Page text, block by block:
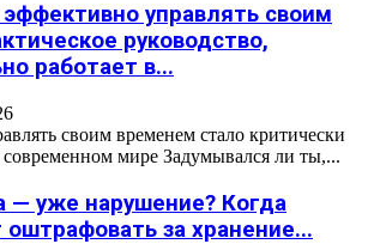
эффективно управлять своим
руководство,
работает в...
своим временем стало критически
мире Задумывался ли ты,...
— уже нарушение? Когда
оштрафовать за хранение...